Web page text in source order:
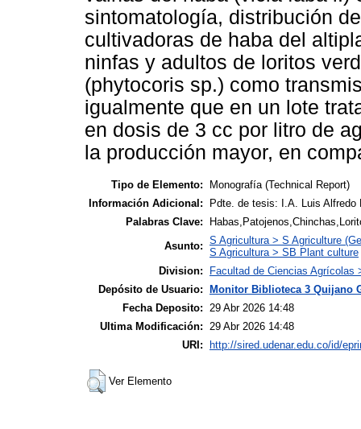
sintomatología, distribución
cultivadoras de haba del
ninfas y adultos de loritos
(phytocoris sp.) como
igualmente que en un lote
en dosis de 3 cc por litro de
la producción mayor, en
Tipo de Elemento:
Monografía (Technical Report)
Información Adicional:
Pdte. de tesis: I.A. Luis Alfredo
Palabras Clave:
Asunto: S Agricultura > S Agriculture
S Agricultura > SB Plant culture
Division:
Facultad de Ciencias Agrícolas
Depósito de Usuario: Monitor Biblioteca 3 Quijano
Fecha Deposito:
29 Abr 2026 14:48
Ultima Modificación:
29 Abr 2026 14:48
URI: http://sired.udenar.edu.co/id/
Ver Elemento